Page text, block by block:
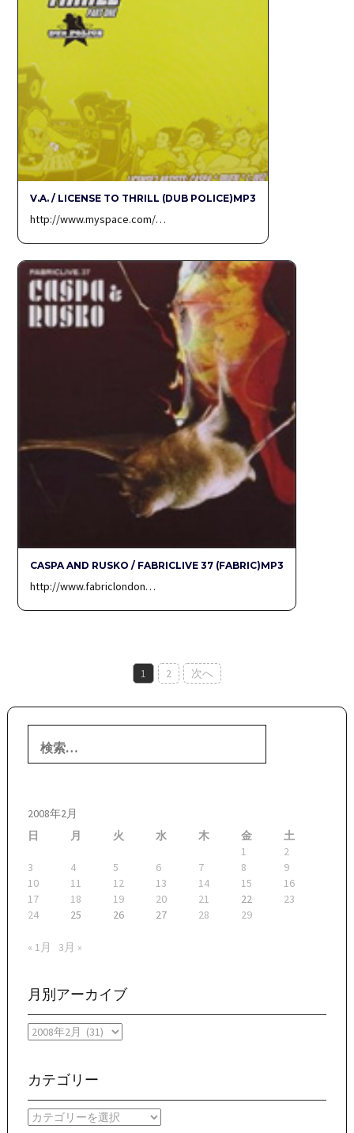
V.A. / LICENSE TO THRILL (DUB POLICE)MP3
http://www.myspace.com/…
CASPA AND RUSKO / FABRICLIVE 37 (FABRIC)MP3
http://www.fabriclondon…
稿
ナ
ー
シ
ョ
ン
1 2 次へ
索:
2008年2月
日
月 火 水 木 金
土
1
2
3
4 5 6 7 8
9
10
11 12 13 14 15
16
17
18 19 20 21 22
23
24
25 26 27 28 29
« 1月 3月 »
月別アーカイブ
月
ー
イ
ブ
カテゴリー
カ